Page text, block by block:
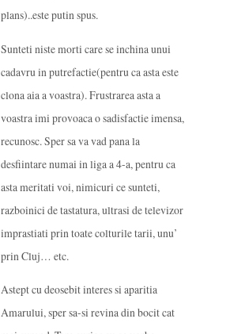
plans)..este putin spus.
Sunteti niste morti care se inchina unui
cadavru in putrefactie(pentru ca asta este
clona aia a voastra). Frustrarea asta a
voastra imi provoaca o sadisfactie imensa,
recunosc. Sper sa va vad pana la
desfiintare numai in liga a 4-a, pentru ca
asta meritati voi, nimicuri ce sunteti,
razboinici de tastatura, ultrasi de televizor
imprastiati prin toate colturile tarii, unu’
prin Cluj… etc.
Astept cu deosebit interes si aparitia
Amarului, sper sa-si revina din bocit cat